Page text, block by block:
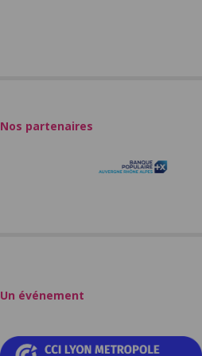
Nos partenaires
Un événement